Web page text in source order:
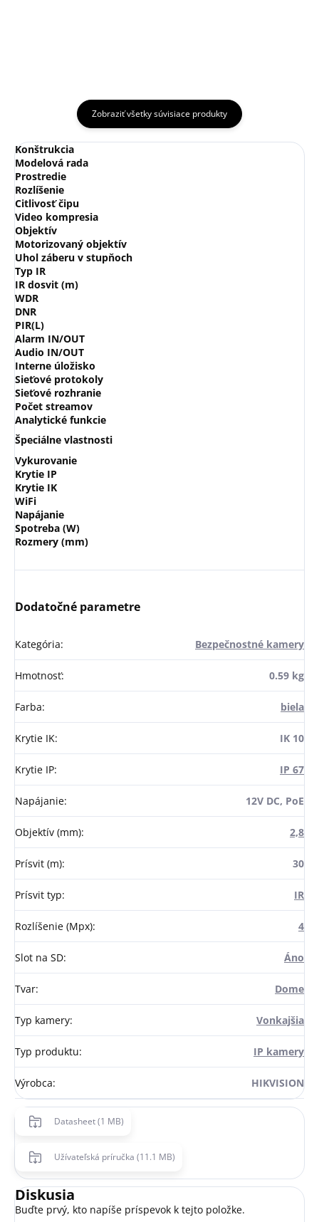
Zobraziť všetky súvisiace produkty
Konštrukcia
Modelová rada
Prostredie
Rozlíšenie
Citlivosť čipu
Video kompresia
Objektív
Motorizovaný objektív
Uhol záberu v stupňoch
Typ IR
IR dosvit (m)
WDR
DNR
PIR(L)
Alarm IN/OUT
Audio IN/OUT
Interne úložisko
Sieťové protokoly
Sieťové rozhranie
Počet streamov
Analytické funkcie
Špeciálne vlastnosti
Vykurovanie
Krytie IP
Krytie IK
WiFi
Napájanie
Spotreba (W)
Rozmery (mm)
Dodatočné parametre
Kategória: Bezpečnostné kamery
Hmotnosť: 0.59 kg
Farba: biela
Krytie IK: IK 10
Krytie IP: IP 67
Napájanie: 12V DC, PoE
Objektív (mm): 2,8
Prísvit (m): 30
Prísvit typ: IR
Rozlíšenie (Mpx): 4
Slot na SD: Áno
Tvar: Dome
Typ kamery: Vonkajšia
Typ produktu: IP kamery
Výrobca: HIKVISION
Datasheet (1 MB)
Užívateľská príručka (11.1 MB)
Diskusia
Buďte prvý, kto napíše príspevok k tejto položke.